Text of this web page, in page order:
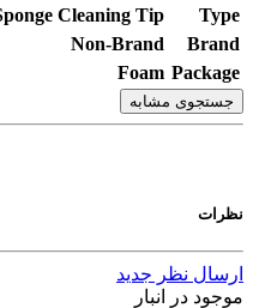
Type
Cleaning Tip
Brand
Non-Brand
Package
Foam
جستجوی مشابه
نظرات
ارسال نظر جدید
موجود در انبار